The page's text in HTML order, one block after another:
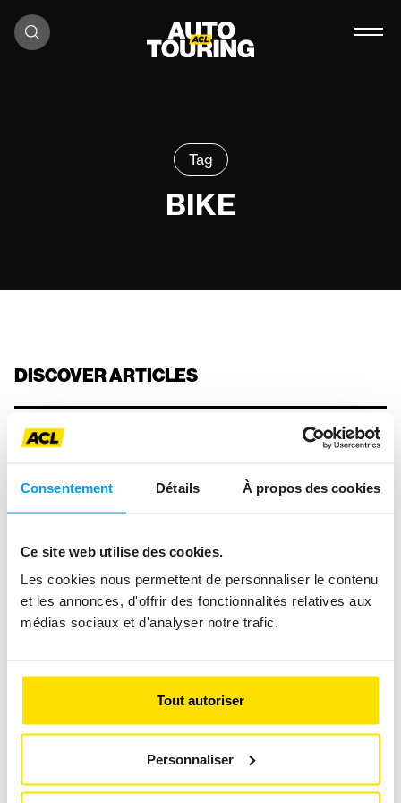
Consentement Détails À propos des cookies
Ce site web utilise des cookies.
Les cookies nous permettent de personnaliser le contenu
et les annonces, d'offrir des fonctionnalités relatives aux
médias sociaux et d'analyser notre trafic.
Tout autoriser
Personnaliser
Skip to content
Tag
BIKE
DISCOVER ARTICLES
CYCLING TO WORK